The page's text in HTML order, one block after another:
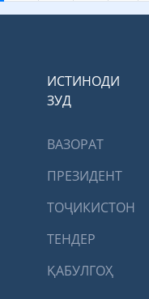
ИСТИНОДИ
ЗУД
ВАЗОРАТ
ПРЕЗИДЕНТ
ТОҶИКИСТОН
ТЕНДЕР
ҚАБУЛГОҲ